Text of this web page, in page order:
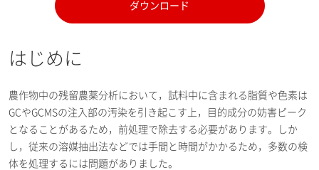
ダウンロード
はじめに
農作物中の残留農薬分析において，試料中に含まれる脂質や色素は
GCやGCMSの注入部の汚染を引き起こす上，目的成分の妨害ピーク
となることがあるため，前処理で除去する必要があります。しか
し，従来の溶媒抽出法などでは手間と時間がかかるため，多数の検
体を処理するには問題がありました。